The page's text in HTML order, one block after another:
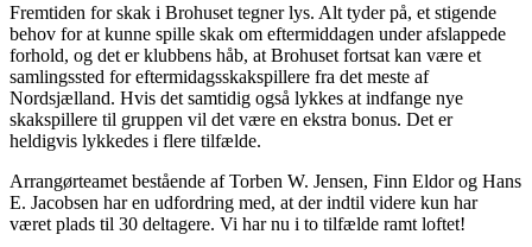
Fremtiden for skak i Brohuset tegner lys. Alt tyder på, et stigende
behov for at kunne spille skak om eftermiddagen under afslappede
forhold, og det er klubbens håb, at Brohuset fortsat kan være et
samlingssted for eftermidagsskakspillere fra det meste af
Nordsjælland. Hvis det samtidig også lykkes at indfange nye
skakspillere til gruppen vil det være en ekstra bonus. Det er
heldigvis lykkedes i flere tilfælde.
Arrangørteamet bestående af Torben W. Jensen, Finn Eldor og Hans
E. Jacobsen har en udfordring med, at der indtil videre kun har
været plads til 30 deltagere. Vi har nu i to tilfælde ramt loftet!